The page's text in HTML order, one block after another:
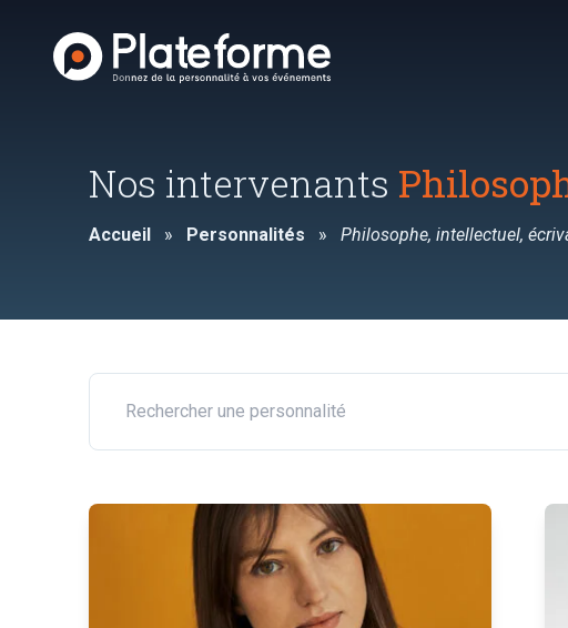
Nos intervenants
Accueil » Personnalités » Philosophe, intellectuel,